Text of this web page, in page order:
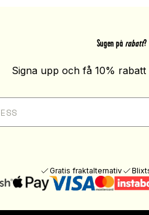
Sugen på rabatt?
Signa upp och få 10%
Gratis fraktalternativ